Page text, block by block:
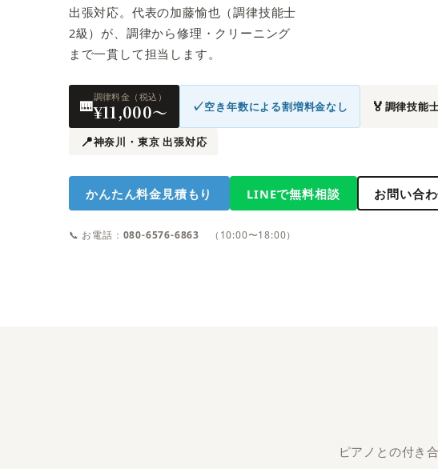
出張対応。代表の加藤愉也（調律技能士
2級）が、調律から修理・クリーニング
まで一貫して担当します。
🎹
調律料金（税込）
¥11,000〜 ✓空き年数による割増料金なし 🏅 調律技能
📍神奈川・東京 出張対応
かんたん料金見積もり LINEで無料相談 お問い合
📞 お電話： 080-6576-6863 （10:00〜18:00）
ピアノとの付き